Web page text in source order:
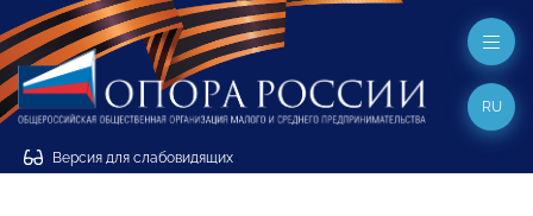
Версия для слабовидящих
RU